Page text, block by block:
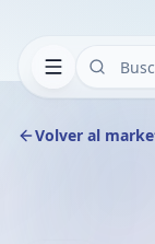
Volver al